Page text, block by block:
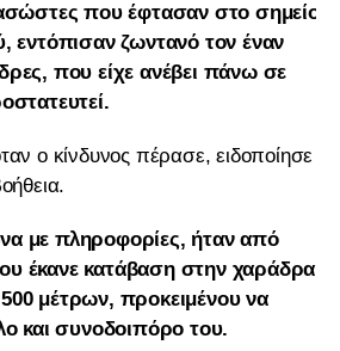
που έφτασαν στο σημείο
εντόπισαν ζωντανό τον έναν
που είχε ανέβει πάνω σε
ο κίνδυνος πέρασε, ειδοποίησε
με πληροφορίες, ήταν από
έκανε κατάβαση στην χαράδρα,
μέτρων, προκειμένου να
και συνοδοιπόρο του.